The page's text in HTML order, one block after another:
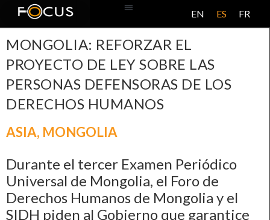
EN ES FR
MONGOLIA: REFORZAR EL
PROYECTO DE LEY SOBRE LAS
PERSONAS DEFENSORAS DE LOS
DERECHOS HUMANOS
ASIA, MONGOLIA
Durante el tercer Examen Periódico
Universal de Mongolia, el Foro de
Derechos Humanos de Mongolia y el
SIDH piden al Gobierno que garantice